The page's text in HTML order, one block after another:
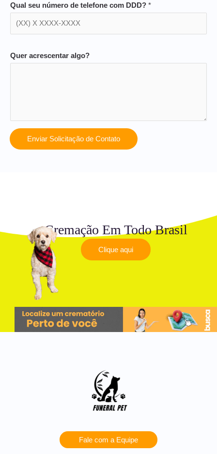
Qual seu número de telefone com DDD? *
Quer acrescentar algo?
Enviar Solicitação de Contato
Cremação Em Todo Brasil
Clique aqui
Fale com a Equipe